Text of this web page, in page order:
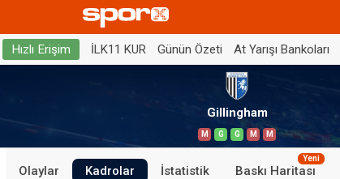
Hızlı Erişim İLK11 KUR Günün Özeti At Yarışı Bankoları
Gillingham
M G G M M
Olaylar Kadrolar İstatistik Baskı Haritası
Yeni